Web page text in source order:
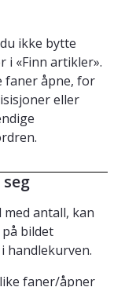
ikke bytte
i «Finn artikler».
faner åpne, for
eller
antall, kan
bildet
handlekurven.
faner/åpner